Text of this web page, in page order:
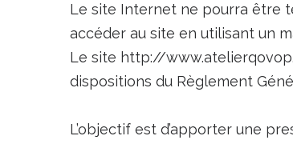
Le site Internet ne pourra être
accéder au site en utilisant un
Le site http://
dispositions du Règlement
L’objectif est d’apporter une